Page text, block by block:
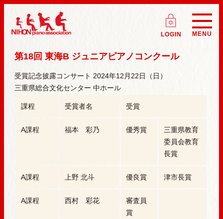
日本ピアノ研究会 NIHON piano association |
ログイン(会
LOGIN MENU
第18回 東海B ジュニアピアノコンクール
受賞記念披露コンサート 2024年12月22日（日）
三重県総合文化センター 中ホール
課程 受賞者名 受賞
A課程 福本 彩乃 優秀賞
三重県教育
委員会教育
長賞
A課程 上野 北斗 優良賞 津市長賞
A課程 西村 彩花
審査員
賞